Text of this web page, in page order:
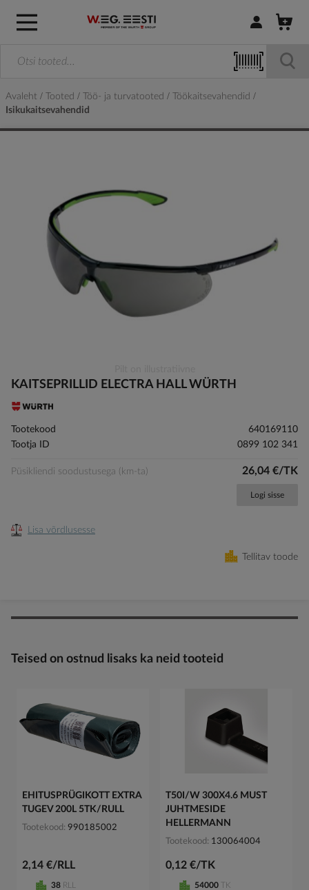
Logi sisse /
Avaleht Tooted Töö- ja turvatooted
Töökaitsevahendid
Isikukaitsevahendid
to
beginning
of
images
gallery
KAITSEPRILLID ELECTRA HALL WÜRTH
Tootekood
640169110
Tootja ID
0899 102 341
Püsikliendi soodustusega (km-ta) 26,04 €/TK
Logi sisse
Lisa võrdlusesse
Tellitav toode
Teised on ostnud lisaks ka neid tooteid
EHITUSPRÜGIKOTT EXTRA
TUGEV 200L 5TK/RULL
Tootekood 990185002
2,14 €/RLL
38 RLL
T50I/W 300X4.6 MUST
JUHTMESIDE
HELLERMANN
Tootekood 130064004
0,12 €/TK
54000 TK